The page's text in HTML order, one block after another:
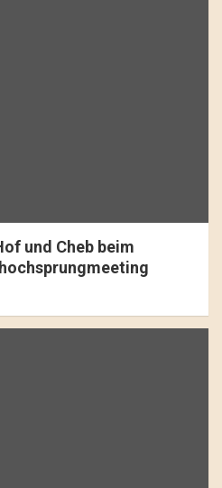
und Cheb beim